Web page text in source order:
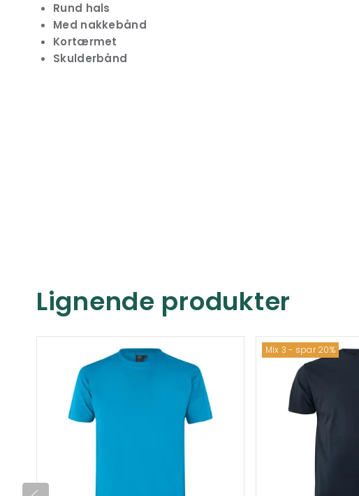
Rund hals
Med nakkebånd
Kortærmet
Skulderbånd
Lignende produkter
Mix 3 - spar 20%